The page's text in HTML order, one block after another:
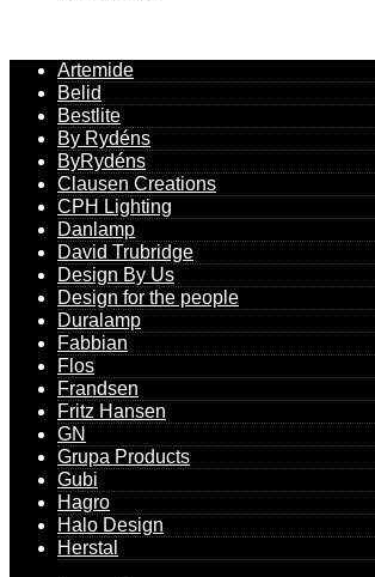
Artemide
Belid
Bestlite
By Rydéns
ByRydéns
Clausen Creations
CPH Lighting
Danlamp
David Trubridge
Design By Us
Design for the people
Duralamp
Fabbian
Flos
Frandsen
Fritz Hansen
GN
Grupa Products
Gubi
Hagro
Halo Design
Herstal